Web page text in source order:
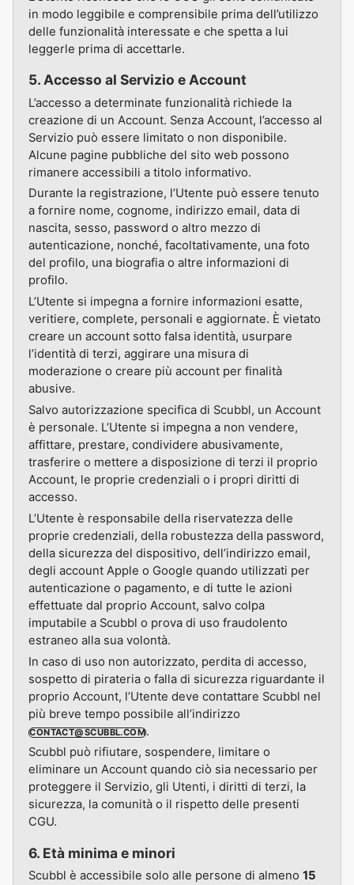
in modo leggibile e comprensibile prima dell’utilizzo
delle funzionalità interessate e che spetta a lui
leggerle prima di accettarle.
5. Accesso al Servizio e Account
L’accesso a determinate funzionalità richiede la
creazione di un Account. Senza Account, l’accesso al
Servizio può essere limitato o non disponibile.
Alcune pagine pubbliche del sito web possono
rimanere accessibili a titolo informativo.
Durante la registrazione, l’Utente può essere tenuto
a fornire nome, cognome, indirizzo email, data di
nascita, sesso, password o altro mezzo di
autenticazione, nonché, facoltativamente, una foto
del profilo, una biografia o altre informazioni di
profilo.
L’Utente si impegna a fornire informazioni esatte,
veritiere, complete, personali e aggiornate. È vietato
creare un account sotto falsa identità, usurpare
l’identità di terzi, aggirare una misura di
moderazione o creare più account per finalità
abusive.
Salvo autorizzazione specifica di Scubbl, un Account
è personale. L’Utente si impegna a non vendere,
affittare, prestare, condividere abusivamente,
trasferire o mettere a disposizione di terzi il proprio
Account, le proprie credenziali o i propri diritti di
accesso.
L’Utente è responsabile della riservatezza delle
proprie credenziali, della robustezza della password,
della sicurezza del dispositivo, dell’indirizzo email,
degli account Apple o Google quando utilizzati per
autenticazione o pagamento, e di tutte le azioni
effettuate dal proprio Account, salvo colpa
imputabile a Scubbl o prova di uso fraudolento
estraneo alla sua volontà.
In caso di uso non autorizzato, perdita di accesso,
sospetto di pirateria o falla di sicurezza riguardante il
proprio Account, l’Utente deve contattare Scubbl nel
più breve tempo possibile all’indirizzo
CONTACT@SCUBBL.COM.
Scubbl può rifiutare, sospendere, limitare o
eliminare un Account quando ciò sia necessario per
proteggere il Servizio, gli Utenti, i diritti di terzi, la
sicurezza, la comunità o il rispetto delle presenti
CGU.
6. Età minima e minori
Scubbl è accessibile solo alle persone di almeno15